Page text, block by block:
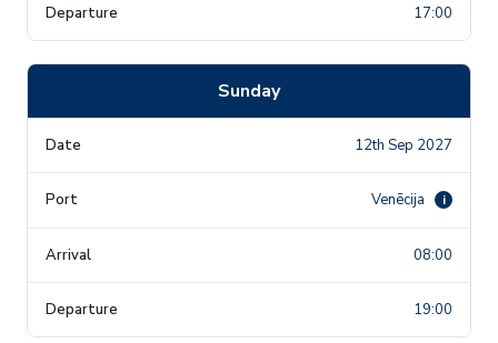
17:00
Sunday
12th Sep 2027
Venēcija i
08:00
19:00